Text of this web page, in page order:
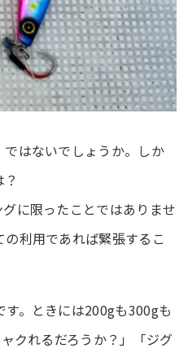
ではないでしょうか。しか
に限ったことではありませ
利用であれば緊張するこ
す。ときには200gも300gも
クれるだろうか？」「ジグ